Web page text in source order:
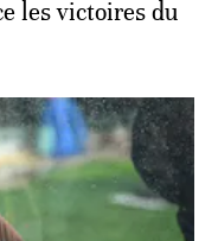
les victoires du